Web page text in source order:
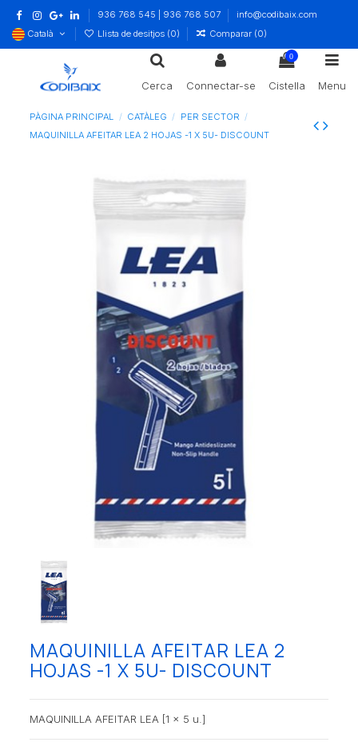
936 768 545 | 936 768 507
info@codibaix.com
Català
Llista de desitjos (0) Comparar (0)
Cerca Connectar-se
0
Cistella Menu
PÀGINA PRINCIPAL CATÀLEG
PER SECTOR
MAQUINILLA AFEITAR LEA 2 HOJAS -1 X 5U- DISCOUNT
MAQUINILLA AFEITAR LEA 2
HOJAS -1 X 5U- DISCOUNT
MAQUINILLA AFEITAR LEA [1 x 5 u.]